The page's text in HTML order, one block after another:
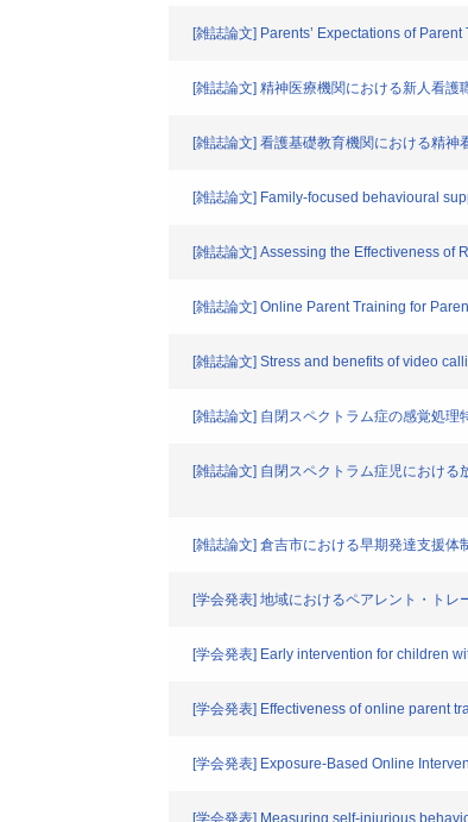
[雑誌論文] Parents’ Expectations of
[雑誌論文] 精神医療機関における新人看
[雑誌論文] 看護基礎教育機関における精神
[雑誌論文] Family-focused behavioural
[雑誌論文] Assessing the Effectiveness
[雑誌論文] Online Parent Training for
[雑誌論文] Stress and benefits of video
[雑誌論文] 自閉スペクトラム症の感覚処
[雑誌論文] 自閉スペクトラム症児におけ
[雑誌論文] 倉吉市における早期発達支援
[学会発表] 地域におけるペアレント・トレ
[学会発表] Early intervention for children
[学会発表] Effectiveness of online parent
[学会発表] Exposure-Based Online
[学会発表] Measuring self-injurious